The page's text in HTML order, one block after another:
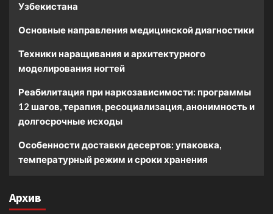
Узбекистана
Основные направления медицинской диагностики
Техники наращивания и архитектурного
моделирования ногтей
Реабилитация при наркозависимости: программы
12 шагов, терапия, ресоциализация, анонимность и
долгосрочные исходы
Особенности доставки десертов: упаковка,
температурный режим и сроки хранения
Архив